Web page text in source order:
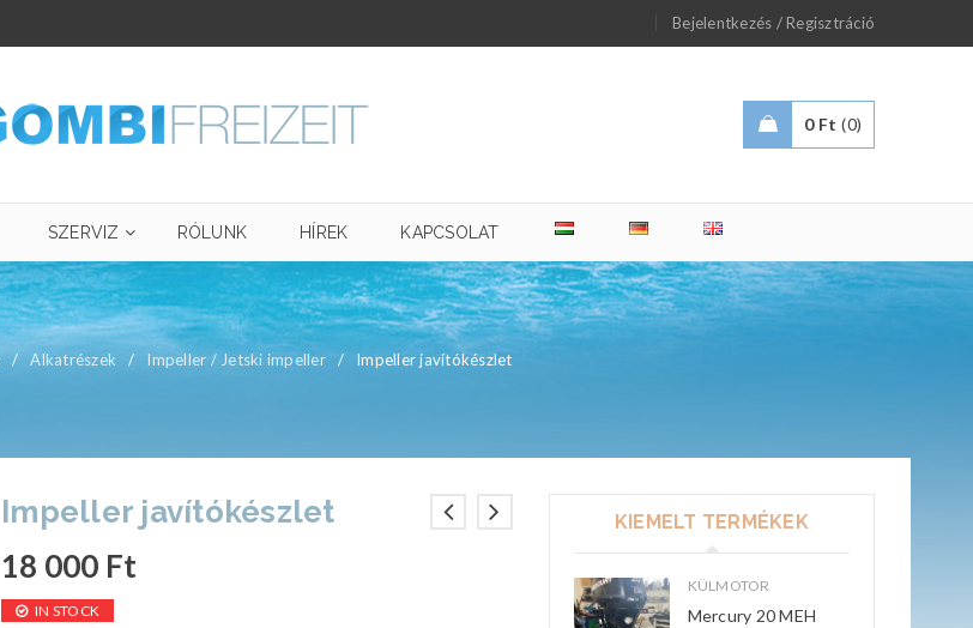
Bejelentkezés / Regisztráció
0 Ft 0
SZERVIZ RÓLUNK HÍREK KAPCSOLAT
/ Alkatrészek / Impeller / Jetski impeller / Impeller javítókészlet
Impeller javítókészlet
18 000 Ft
IN STOCK
KIEMELT TERMÉKEK
KÜLMOTOR
Mercury 20 MEH